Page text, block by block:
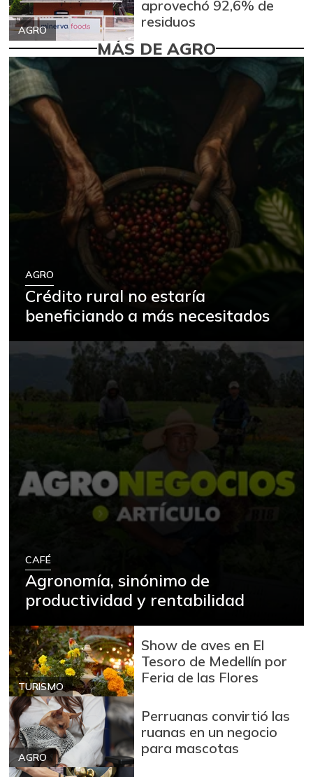
AGRO
aprovechó 92,6% de
residuos
MÁS DE AGRO
AGRO
Crédito rural no estaría
beneficiando a más necesitados
CAFÉ
Agronomía, sinónimo de
productividad y rentabilidad
TURISMO
Show de aves en El
Tesoro de Medellín por
Feria de las Flores
AGRO
Perruanas convirtió las
ruanas en un negocio
para mascotas